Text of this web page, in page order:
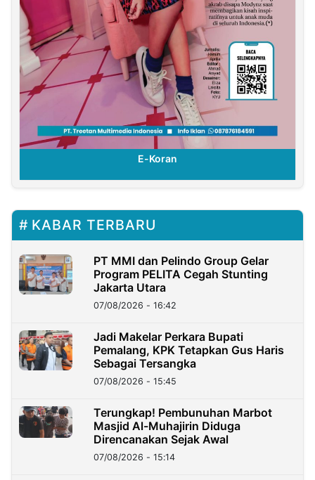
E-Koran
KABAR TERBARU
PT MMI dan Pelindo Group Gelar
Program PELITA Cegah Stunting
Jakarta Utara
07/08/2026 - 16:42
Jadi Makelar Perkara Bupati
Pemalang, KPK Tetapkan Gus Haris
Sebagai Tersangka
07/08/2026 - 15:45
Terungkap! Pembunuhan Marbot
Masjid Al-Muhajirin Diduga
Direncanakan Sejak Awal
07/08/2026 - 15:14